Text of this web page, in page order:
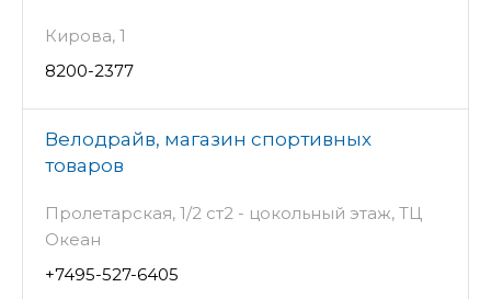
Кирова, 1
8200-2377
Велодрайв, магазин спортивных
товаров
Пролетарская, 1/2 ст2 - цокольный этаж, ТЦ
Океан
+7495-527-6405